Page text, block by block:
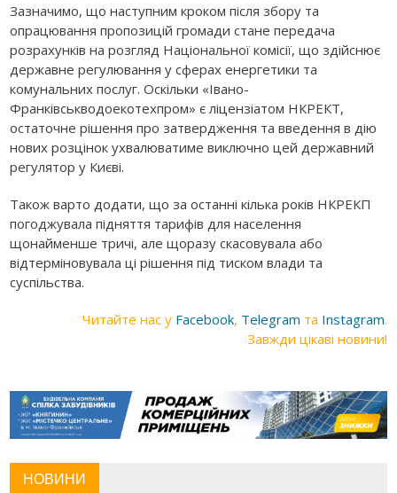
Зазначимо, що наступним кроком після збору та
опрацювання пропозицій громади стане передача
розрахунків на розгляд Національної комісії, що здійснює
державне регулювання у сферах енергетики та
комунальних послуг. Оскільки «Івано-
Франківськводоекотехпром» є ліцензіатом НКРЕКТ,
остаточне рішення про затвердження та введення в дію
нових розцінок ухвалюватиме виключно цей державний
регулятор у Києві.
Також варто додати, що за останні кілька років НКРЕКП
погоджувала підняття тарифів для населення
щонайменше тричі, але щоразу скасовувала або
відтерміновувала ці рішення під тиском влади та
суспільства.
Читайте нас у Facebook, Telegram та Instagram.
Завжди цікаві новини!
НОВИНИ